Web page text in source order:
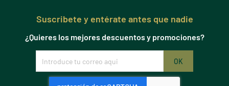
Suscribete y entérate antes que nadie
¿Quieres los mejores descuentos y promociones?